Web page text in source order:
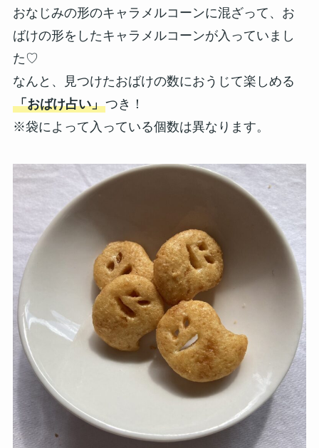
おなじみの形のキャラメルコーンに混ざって、お
ばけの形をしたキャラメルコーンが入っていまし
た♡
なんと、見つけたおばけの数におうじて楽しめる
「おばけ占い」つき！
※袋によって入っている個数は異なります。